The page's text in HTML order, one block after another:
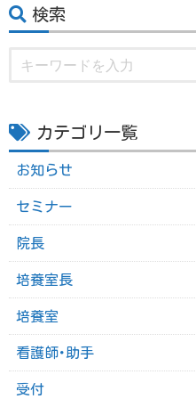
検索
カテゴリ一覧
お知らせ
セミナー
院長
培養室長
培養室
看護師･助手
受付